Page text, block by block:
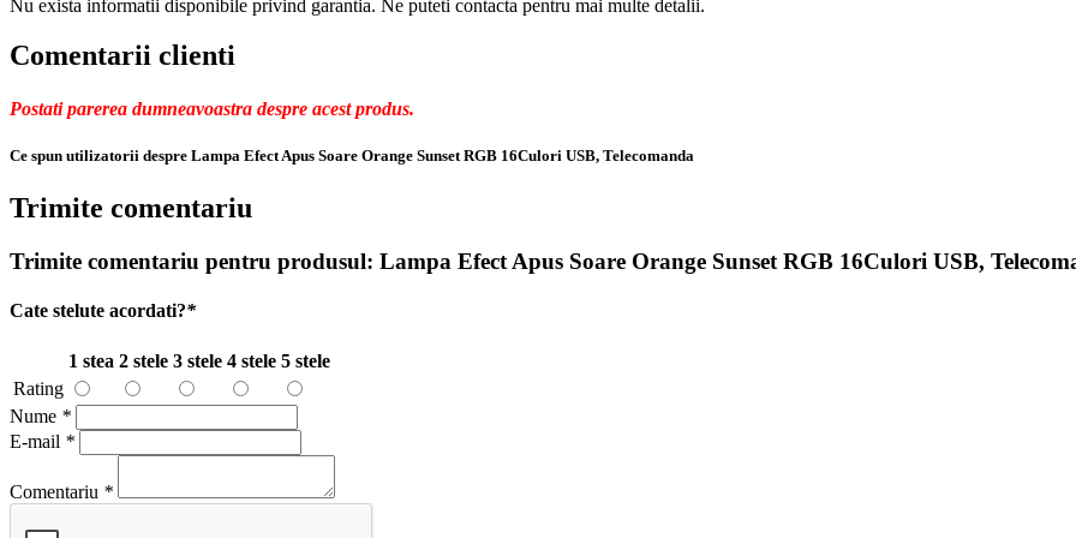
Nu exista informatii disponibile privind garantia. Ne puteti contacta pentru mai multe detalii.
Comentarii clienti
Postati parerea dumneavoastra despre acest produs.
Ce spun utilizatorii despre Lampa Efect Apus Soare Orange Sunset RGB 16Culori USB, Telecomanda
Trimite comentariu
Trimite comentariu pentru produsul: Lampa Efect Apus Soare Orange Sunset RGB 16Culori USB,
Cate stelute acordati?*
1 stea 2 stele 3 stele 4 stele 5 stele
Rating
Nume *
E-mail *
Comentariu *